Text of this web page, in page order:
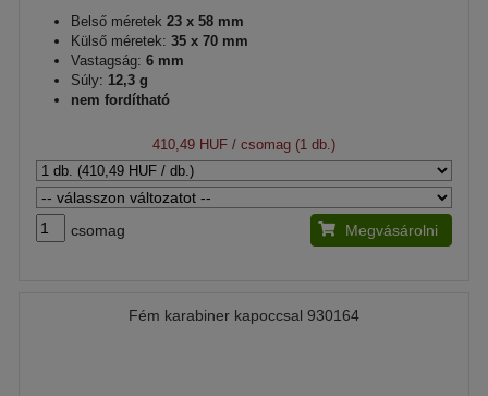
Belső méretek 23 x 58 mm
Külső méretek: 35 x 70 mm
Vastagság: 6 mm
Súly: 12,3 g
nem fordítható
410,49 HUF / csomag (1 db.)
csomag Megvásárolni
Fém karabiner kapoccsal 930164